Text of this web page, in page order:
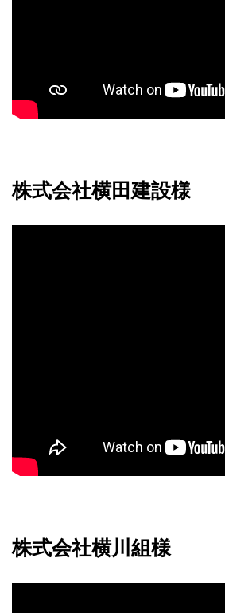
株式会社横田建設様
株式会社横川組様